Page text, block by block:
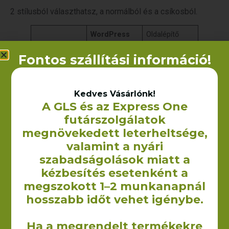
2 stílusból választhatsz, a normálból és a csíkosból.
WordPress Oldalépítő
Alaprendszer
felépítése
Oldalak
elkészítése
évente
Gomb
Megnézem a tanfolyamokat
Kód
<!-- wp:paragraph -->
<p>Ez egy sima bekezdés blokk. Jó sokat
fogod használni, ebből áll a cikked
blokkot jelent, szóval, ha "Enter"-t
Fontos szállítási információ!
Kedves Vásárlónk!
A GLS és az Express One
futárszolgálatok
megnövekedett leterheltsége,
valamint a nyári
szabadságolások miatt a
kézbesítés esetenként a
megszokott 1–2 munkanapnál
hosszabb időt vehet igénybe.
Ha a megrendelt termékekre